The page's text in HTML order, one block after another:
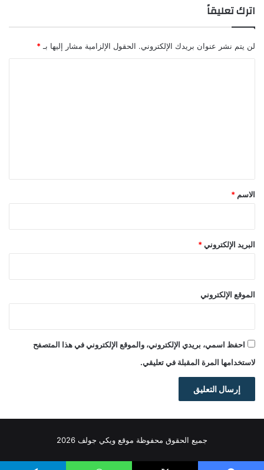
اترك تعليقاً
لن يتم نشر عنوان بريدك الإلكتروني. الحقول الإلزامية مشار إليها بـ *
*
الاسم *
البريد الإلكتروني *
الموقع الإلكتروني
احفظ اسمي، بريدي الإلكتروني، والموقع الإلكتروني في هذا المتصفح
لاستخدامها المرة المقبلة في تعليقي.
جميع الحقوق محفوظة موقع ويكي جولف 2026